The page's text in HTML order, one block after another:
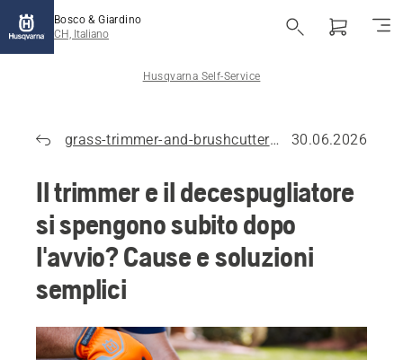
Bosco & Giardino
CH, Italiano
Husqvarna Self-Service
grass-trimmer-and-brushcutter-2 30.06.2026
Il trimmer e il decespugliatore
si spengono subito dopo
l'avvio? Cause e soluzioni
semplici